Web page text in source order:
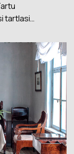
tartlasi…